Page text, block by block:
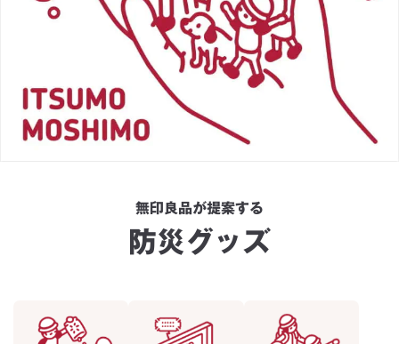
無印良品が提案する
防災グッズ